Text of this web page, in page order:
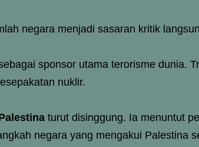
negara menjadi sasaran kritik
sponsor utama terorisme dunia.
nuklir.
turut disinggung. Ia menuntut
negara yang mengakui Palestina